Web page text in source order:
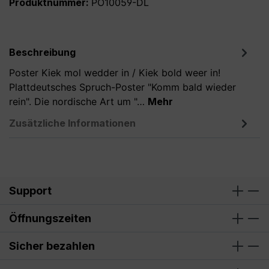
Produktnummer: PO10059-DL
Beschreibung
Poster Kiek mol wedder in / Kiek bold weer in!
Plattdeutsches Spruch-Poster "Komm bald wieder
rein". Die nordische Art um "… Mehr
Zusätzliche Informationen
Support
Öffnungszeiten
Sicher bezahlen